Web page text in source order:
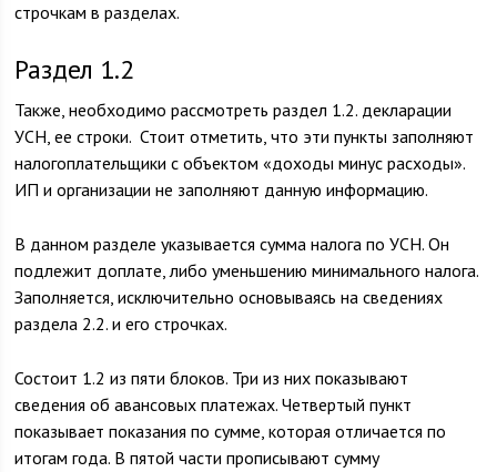
строчкам в разделах.
Раздел 1.2
Также, необходимо рассмотреть раздел 1.2. декларации
УСН, ее строки. Стоит отметить, что эти пункты заполняют
налогоплательщики с объектом «доходы минус расходы».
ИП и организации не заполняют данную информацию.
В данном разделе указывается сумма налога по УСН. Он
подлежит доплате, либо уменьшению минимального налога.
Заполняется, исключительно основываясь на сведениях
раздела 2.2. и его строчках.
Состоит 1.2 из пяти блоков. Три из них показывают
сведения об авансовых платежах. Четвертый пункт
показывает показания по сумме, которая отличается по
итогам года. В пятой части прописывают сумму